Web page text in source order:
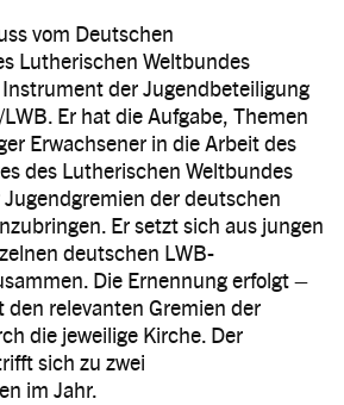
vom Deutschen
Lutherischen Weltbundes
der Jugendbeteiligung
Er hat die Aufgabe, Themen
Erwachsener in die Arbeit des
des Lutherischen Weltbundes
der deutschen
Er setzt sich aus jungen
deutschen LWB-
Die Ernennung erfolgt –
relevanten Gremien der
die jeweilige Kirche. Der
sich zu zwei
im Jahr.